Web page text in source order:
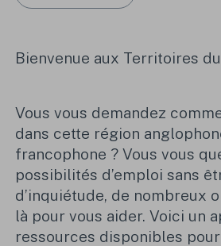
Bienvenue aux Territoires
Vous vous demandez
dans cette région
francophone ? Vous vous
possibilités d’emploi sans
d’inquiétude, de nombreux
là pour vous aider. Voici un
ressources disponibles